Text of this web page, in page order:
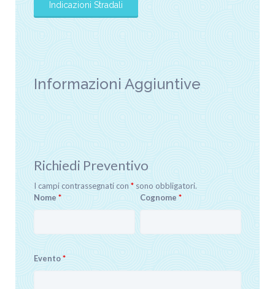
Informazioni Aggiuntive
Richiedi Preventivo
I campi contrassegnati con * sono obbligatori.
Nome * Cognome*
Evento*